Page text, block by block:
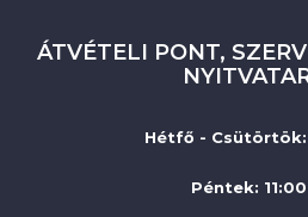
ÁTVÉTELI PONT,
Hétfő - Csütörtök:
Péntek: